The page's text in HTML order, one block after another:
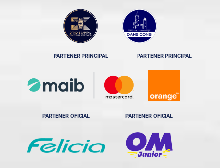
PARTENER PRINCIPAL PARTENER PRINCIPAL
PARTENER OFICIAL PARTENER OFICIAL